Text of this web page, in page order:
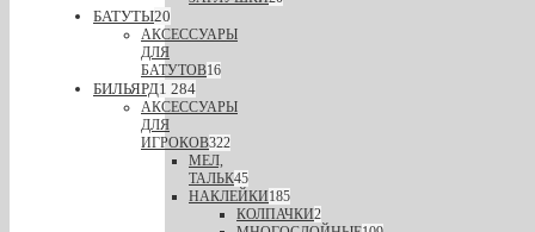
БАТУТЫ20
АКСЕССУАРЫ
ДЛЯ
БАТУТОВ16
БИЛЬЯРД1 284
АКСЕССУАРЫ
ДЛЯ
ИГРОКОВ322
МЕЛ,
ТАЛЬК45
НАКЛЕЙКИ185
КОЛПАЧКИ2